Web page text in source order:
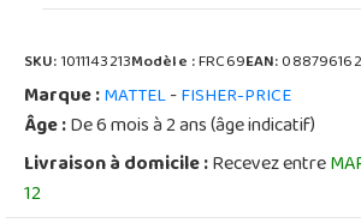
SKU:1011143213Modèle :FRC69EAN:
Marque :MATTEL-FISHER-PRICE
Âge :De 6 mois à 2 ans (âge indicatif)
Livraison à domicile :Recevez entre
12